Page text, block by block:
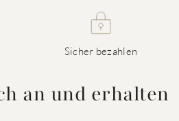
Sicher bezahlen
an und erhalten